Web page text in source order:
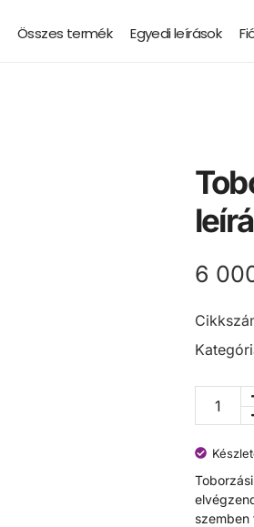
Összes termék Egyedi leírások
6